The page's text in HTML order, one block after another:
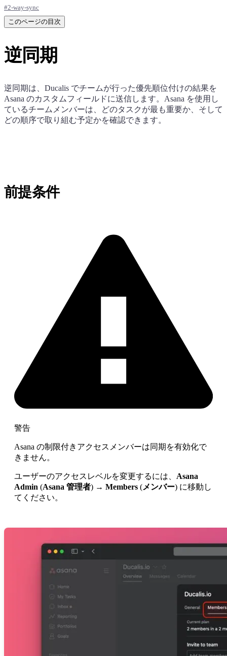
#2-way-sync
このページの目次
逆同期
逆同期は、 Ducalis でチームが行った優先順位付けの結果を
Asana のカスタムフィールドに送信します。Asana を使用し
ているチームメンバーは、どのタスクが最も重要か、そして
どの順序で取り組む予定かを確認できます。
前提条件
警告
Asana の制限付きアクセスメンバーは同期を有効化で
きません。
ユーザーのアクセスレベルを変更するには、 Asana
Admin (Asana 管理者) → Members (メンバー) に移動し
てください。